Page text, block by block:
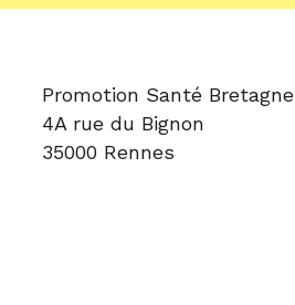
Promotion Santé Bretagne
4A rue du Bignon
35000 Rennes